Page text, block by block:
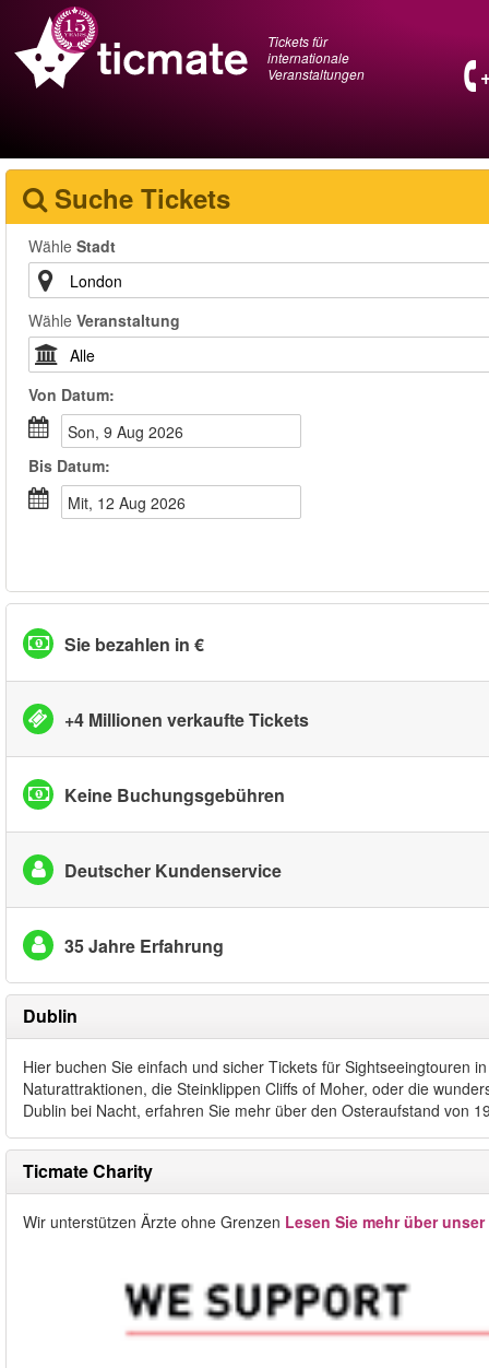
Tickets für
internationale
Veranstaltungen
Suche Tickets
Wähle Stadt
Wähle Veranstaltung
Von Datum:
Son, 9 Aug 2026
Bis Datum:
Mit, 12 Aug 2026
Sie bezahlen in €
+4 Millionen verkaufte Tickets
Keine Buchungsgebühren
Deutscher Kundenservice
35 Jahre Erfahrung
Dublin
Hier buchen Sie einfach und sicher Tickets für Sightseeingtouren
Naturattraktionen, die Steinklippen Cliffs of Moher, oder die
Dublin bei Nacht, erfahren Sie mehr über den Osteraufstand von
Ticmate Charity
Wir unterstützen Ärzte ohne Grenzen Lesen Sie mehr über